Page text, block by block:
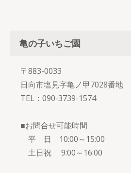
亀の子いちご園
〒883-0033
日向市塩見字亀ノ甲7028番地
TEL：090-3739-1574
■お問合せ可能時間
平 日 10:00～15:00
土日祝 9:00～16:00